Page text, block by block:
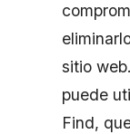
sitio
puede
Find,